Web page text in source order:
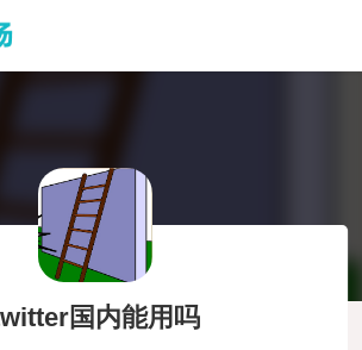
国内能用吗